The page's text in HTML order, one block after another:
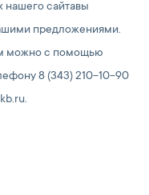
нашего сайтавы
предложениями.
можно с помощью
8 (343) 210-10-90